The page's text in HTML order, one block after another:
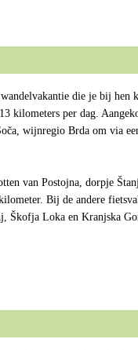
die je bij hen
kilometers per dag.
wijnregio Brda om via
van Postojna, dorpje
Bij de andere
Škofja Loka en Kranjska